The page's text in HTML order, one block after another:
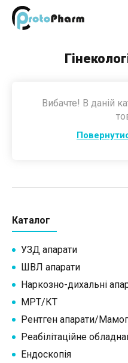
Вибачте! В даній
Каталог
УЗД апарати
ШВЛ апарати
Наркозно-дихальні
МРТ/КТ
Рентген апарати/
Реабілітаційне
Ендоскопія